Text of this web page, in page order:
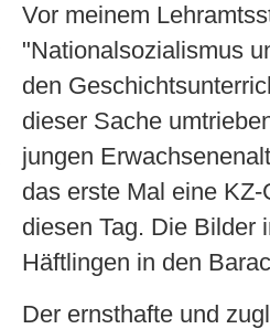
Vor meinem
"Nationalsozialismus
den
dieser Sache
jungen
das erste Mal eine
diesen Tag. Die Bilder
Häftlingen in den
Der ernsthafte und